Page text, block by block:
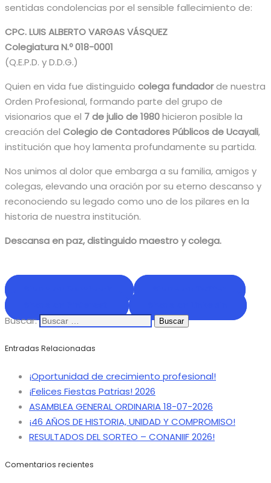
sentidas condolencias por el sensible fallecimiento de:
CPC. LUIS ALBERTO VARGAS VÁSQUEZ
Colegiatura N.º 018-0001
(Q.E.P.D. y D.D.G.)
Quien en vida fue distinguido colega fundadorde nuestra
Orden Profesional, formando parte del grupo de
visionarios que el 7 de julio de 1980hicieron posible la
creación del Colegio de Contadores Públicos de Ucayali,
institución que hoy lamenta profundamente su partida.
Nos unimos al dolor que embarga a su familia, amigos y
colegas, elevando una oración por su eterno descanso y
reconociendo su legado como uno de los pilares en la
historia de nuestra institución.
Descansa en paz, distinguido maestro y colega.
Buscar:
Entradas Relacionadas
¡Oportunidad de crecimiento profesional!
¡Felices Fiestas Patrias! 2026
ASAMBLEA GENERAL ORDINARIA 18-07-2026
¡46 AÑOS DE HISTORIA, UNIDAD Y COMPROMISO!
RESULTADOS DEL SORTEO – CONANIIF 2026!
Comentarios recientes